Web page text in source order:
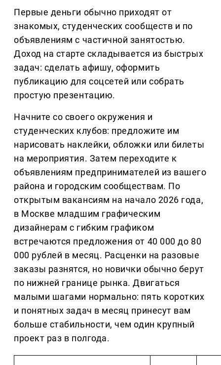
Первые деньги обычно приходят от
знакомых, студенческих сообществ и по
объявлениям с частичной занятостью.
Доход на старте складывается из быстрых
задач: сделать афишу, оформить
публикацию для соцсетей или собрать
простую презентацию.
Начните со своего окружения и
студенческих клубов: предложите им
нарисовать наклейки, обложки или билеты
на мероприятия. Затем переходите к
объявлениям предпринимателей из вашего
района и городским сообществам. По
открытым вакансиям на начало 2026 года,
в Москве младшим графическим
дизайнерам с гибким графиком
встречаются предложения от 40 000 до 80
000 рублей в месяц. Расценки на разовые
заказы разнятся, но новички обычно берут
по нижней границе рынка. Двигаться
малыми шагами нормально: пять коротких
и понятных задач в месяц принесут вам
больше стабильности, чем один крупный
проект раз в полгода.